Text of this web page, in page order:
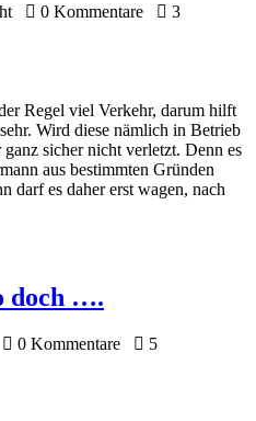
0 Kommentare
3
Regel viel Verkehr, darum hilft
Wird diese nämlich in Betrieb
sicher nicht verletzt. Denn es
aus bestimmten Gründen
darf es daher erst wagen, nach
doch ….
0 Kommentare
5